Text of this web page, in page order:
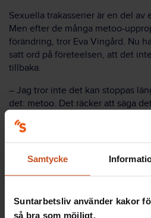
Samtycke
Suntarbetsliv använder kakor
så bra som möjligt.
Sexuella trakasserier är en del
Men efter de många metoo-
förändring, tror Eva Vingård. Nu
satt ord på företeelsen, att det
tillbaka.
– Jag tror inte det kan stoppas
det: metoo. Det räcker att säga
reagera i fortsättningen, säger hon.
Vad är sexuella
Sexuella trakasserier är